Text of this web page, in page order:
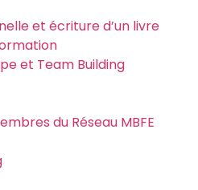
et écriture d’un livre
et Team Building
du Réseau MBFE